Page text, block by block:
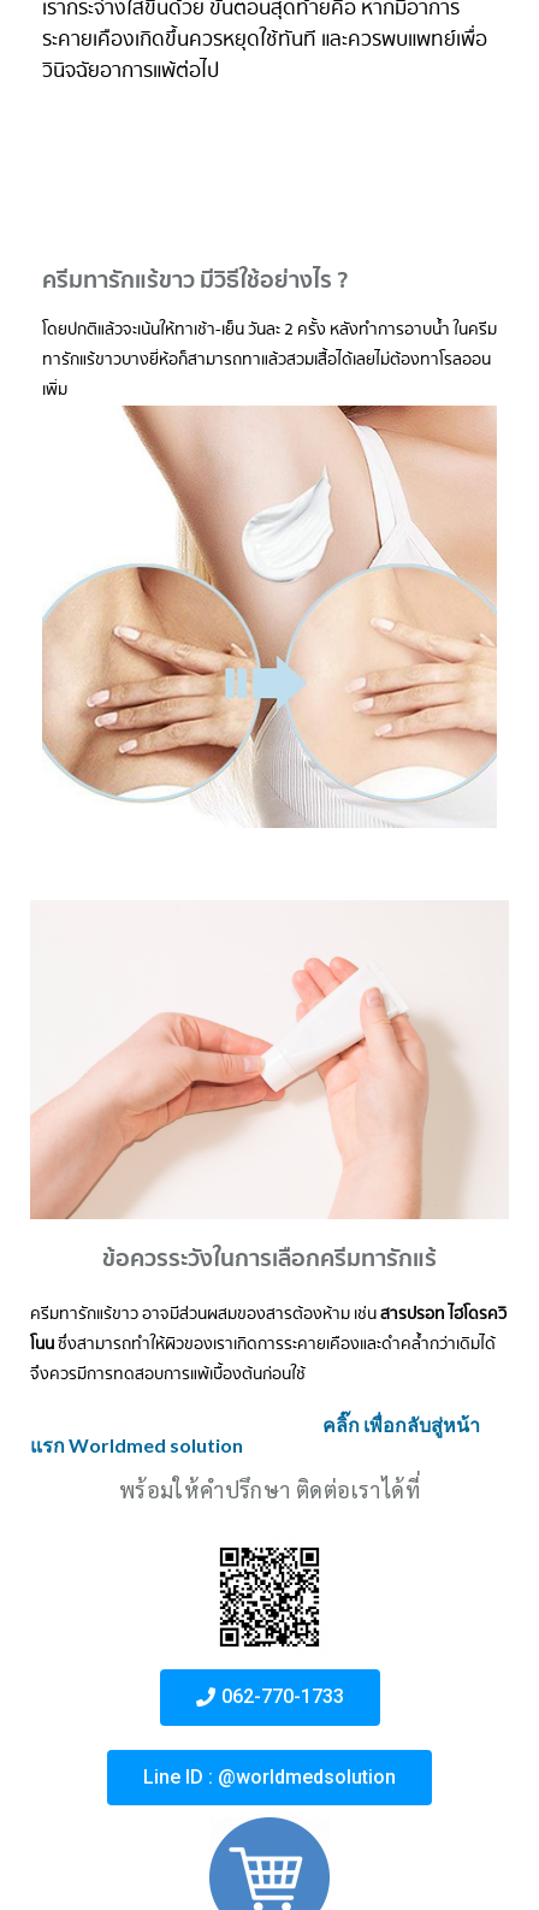
เรากระจ่างใสขึ้นด้วย ขั้นตอนสุดท้ายคือ หากมีอาการ
ระคายเคืองเกิดขึ้นควรหยุดใช้ทันที และควรพบแพทย์เพื่อ
วินิจฉัยอาการแพ้ต่อไป
ครีมทารักแร้ขาว มีวิธีใช้อย่างไร ?
โดยปกติแล้วจะเน้นให้ทาเช้า-เย็น วันละ 2 ครั้ง หลังทำการอาบน้ำ ในครีม
ทารักแร้ขาวบางยี่ห้อก็สามารถทาแล้วสวมเสื้อได้เลยไม่ต้องทาโรลออน
เพิ่ม
ข้อควรระวังในการเลือกครีมทารักแร้
ครีมทารักแร้ขาว อาจมีส่วนผสมของสารต้องห้าม เช่นสารปรอท ไฮโดรควิ
โนนซึ่งสามารถทำให้ผิวของเราเกิดการระคายเคืองและดำคล้ำกว่าเดิมได้
จึงควรมีการทดสอบการแพ้เบื้องต้นก่อนใช้
คลิ๊ก เพื่อกลับสู่หน้า
แรก Worldmed solution
พร้อมให้คำปรึกษา ติดต่อเราได้ที่
062-770-1733
Line ID : @worldmedsolution